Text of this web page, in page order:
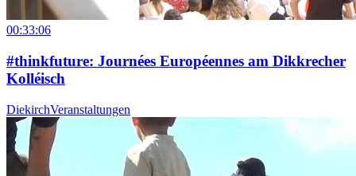
00:33:06
#thinkfuture: Journées Européennes am Dikkrecher
Kolléisch
DiekirchVeranstaltungen